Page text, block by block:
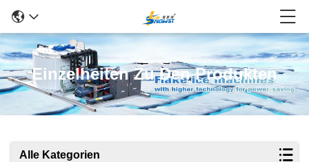
Einzelheiten Zu Den Produkten
Alle Kategorien